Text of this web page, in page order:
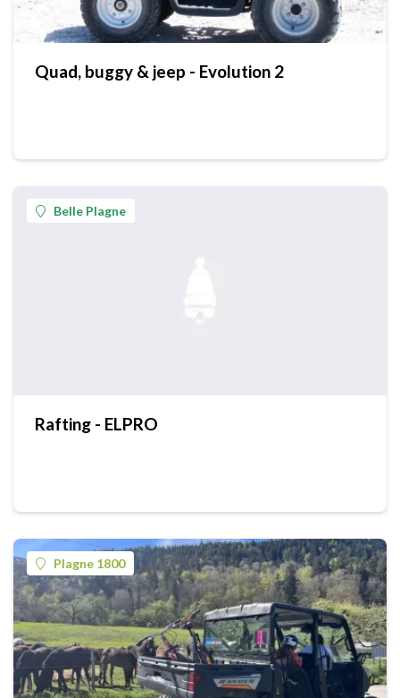
Quad, buggy & jeep - Evolution 2
Belle Plagne
Rafting - ELPRO
Plagne 1800